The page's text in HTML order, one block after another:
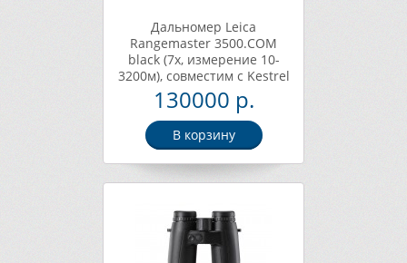
Дальномер Leica
Rangemaster 3500.COM
black (7x, измерение 10-
3200м), совместим с Kestrel
5700 Elite (40508)
130000 р.
В корзину